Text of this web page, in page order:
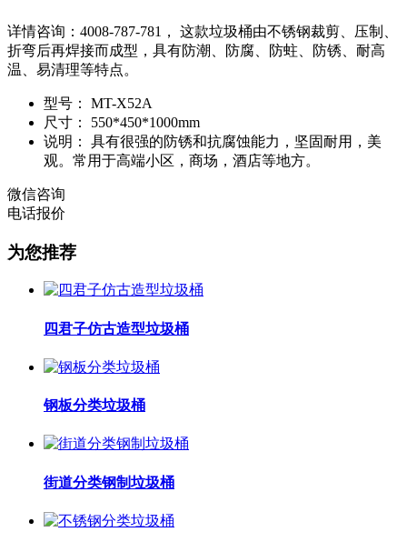
详情咨询：4008-787-781， 这款垃圾桶由不锈钢裁剪、压制、
折弯后再焊接而成型，具有防潮、防腐、防蛀、防锈、耐高
温、易清理等特点。
型号：
MT-X52A
尺寸：
550*450*1000mm
说明：
具有很强的防锈和抗腐蚀能力，坚固耐用，美
观。常用于高端小区，商场，酒店等地方。
微信咨询
电话报价
为您推荐
四君子仿古造型垃圾桶
钢板分类垃圾桶
街道分类钢制垃圾桶